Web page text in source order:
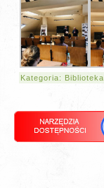
Kategoria: Biblioteka